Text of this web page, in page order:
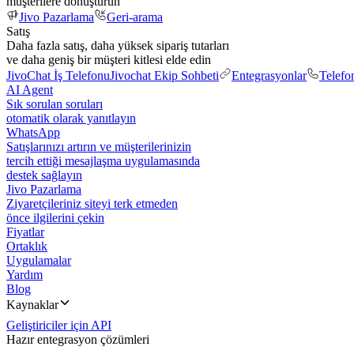
Jivo Pazarlama
Geri-arama
Satış
Daha fazla satış, daha yüksek sipariş tutarları
ve daha geniş bir müşteri kitlesi elde edin
JivoChat İş TelefonuJivochat Ekip Sohbeti Entegrasyonlar
AI Agent
Sık sorulan soruları
otomatik olarak yanıtlayın
WhatsApp
Satışlarınızı artırın ve müşterilerinizin
tercih ettiği mesajlaşma uygulamasında
destek sağlayın
Jivo Pazarlama
Ziyaretçileriniz siteyi terk etmeden
önce ilgilerini çekin
Fiyatlar
Ortaklık
Uygulamalar
Yardım
Blog
Kaynaklar
Geliştiriciler için API
Hazır entegrasyon çözümleri